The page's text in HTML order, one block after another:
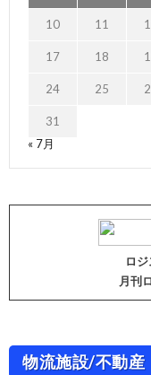
10 11
17 18
24 25
31
« 7月
ロ
月刊
物流施設/不動産